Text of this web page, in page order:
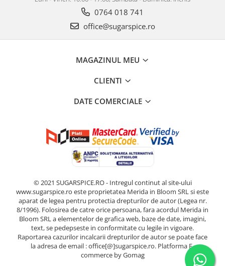
0764 018 741
office@sugarspice.ro
MAGAZINUL MEU
CLIENTI
DATE COMERCIALE
© 2021 SUGARSPICE.RO - Intregul continut al site-ului
www.sugarspice.ro este proprietatea Merida in Bloom SRL si este
aparat de legea pentru protectia drepturilor de autor (Legea nr.
8/1996). Folosirea de catre orice persoana, fara acordul Merida in
Bloom SRL a elementelor de grafica web, baze de date, imagini,
text, se pedepseste in conformitate cu legile in vigoare.
Raportarea cazurilor incalcarii drepturilor de autor se poate face
la adresa de email : office[@]sugarspice.ro. Platforma E-
commerce by Gomag